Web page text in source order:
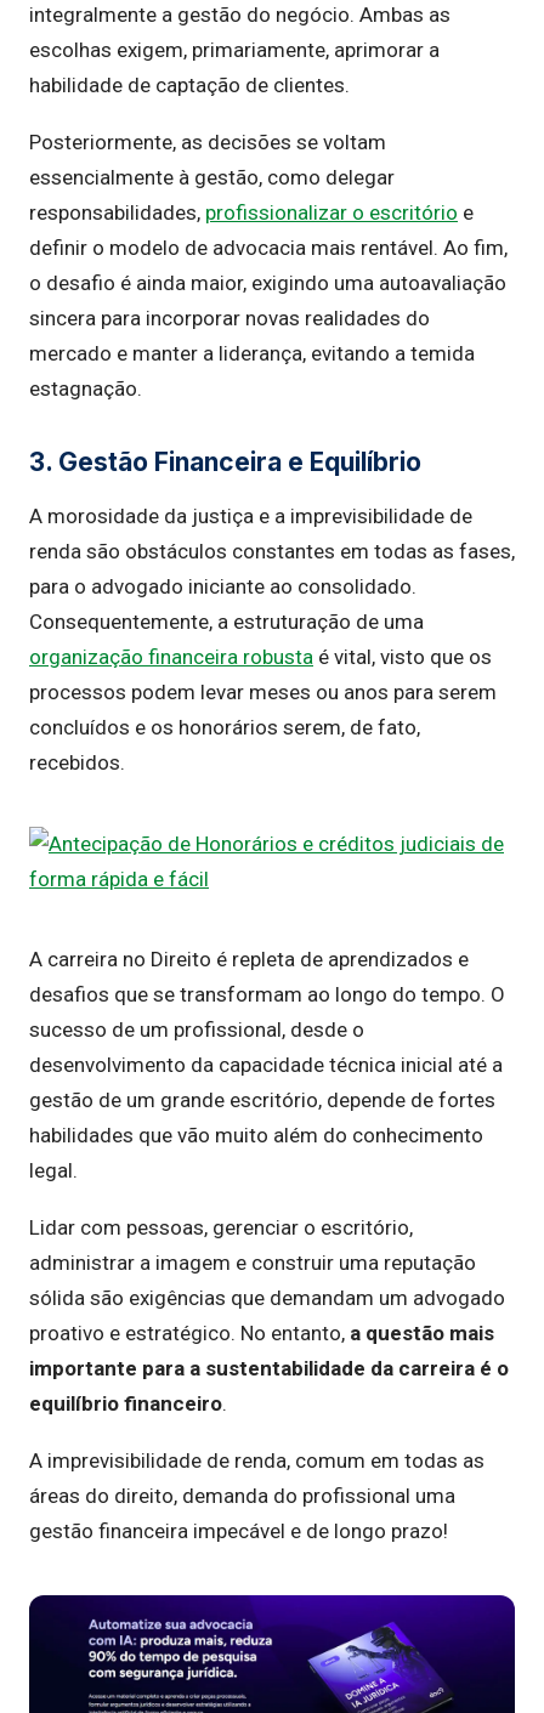
integralmente a gestão do negócio. Ambas as
escolhas exigem, primariamente, aprimorar a
habilidade de captação de clientes.
Posteriormente, as decisões se voltam
essencialmente à gestão, como delegar
responsabilidades, profissionalizar o escritório e
definir o modelo de advocacia mais rentável. Ao fim,
o desafio é ainda maior, exigindo uma autoavaliação
sincera para incorporar novas realidades do
mercado e manter a liderança, evitando a temida
estagnação.
3. Gestão Financeira e Equilíbrio
A morosidade da justiça e a imprevisibilidade de
renda são obstáculos constantes em todas as fases,
para o advogado iniciante ao consolidado.
Consequentemente, a estruturação de uma
organização financeira robusta é vital, visto que os
processos podem levar meses ou anos para serem
concluídos e os honorários serem, de fato,
recebidos.
A carreira no Direito é repleta de aprendizados e
desafios que se transformam ao longo do tempo. O
sucesso de um profissional, desde o
desenvolvimento da capacidade técnica inicial até a
gestão de um grande escritório, depende de fortes
habilidades que vão muito além do conhecimento
legal.
Lidar com pessoas, gerenciar o escritório,
administrar a imagem e construir uma reputação
sólida são exigências que demandam um advogado
proativo e estratégico. No entanto, a questão mais
importante para a sustentabilidade da carreira é o
equilíbrio financeiro.
A imprevisibilidade de renda, comum em todas as
áreas do direito, demanda do profissional uma
gestão financeira impecável e de longo prazo!